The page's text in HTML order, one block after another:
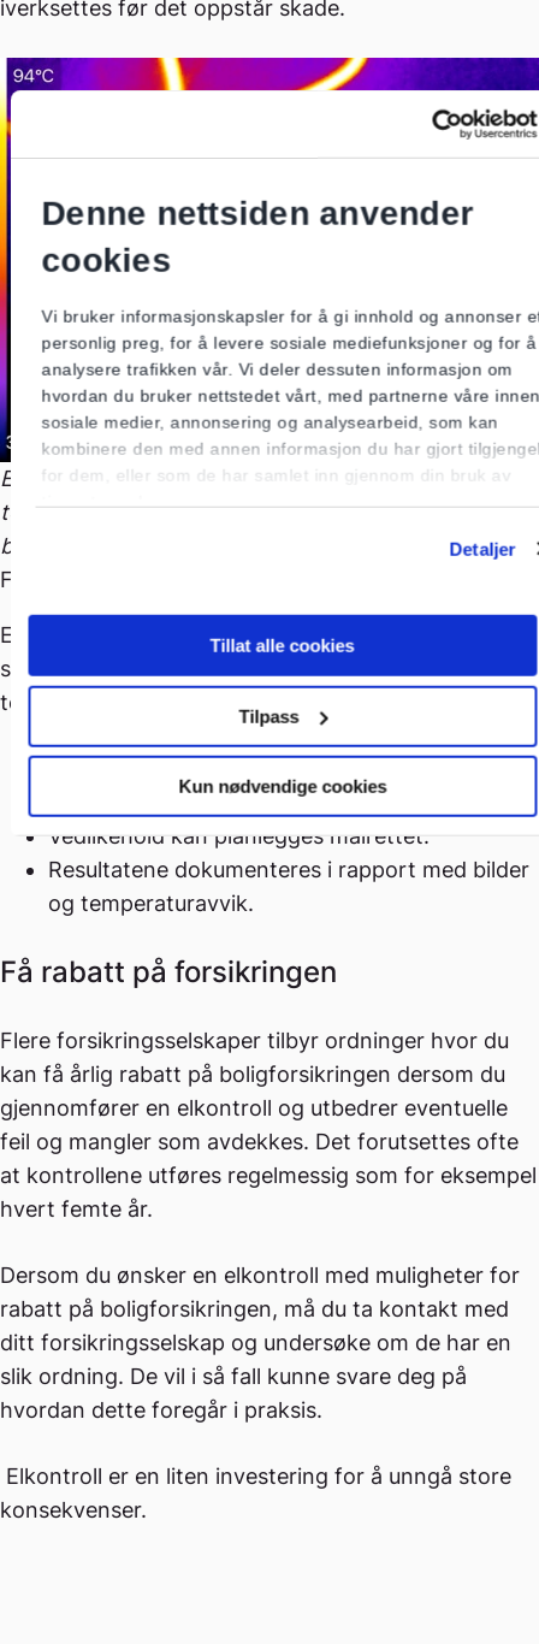
Denne nettsiden anvender
cookies
Vi bruker informasjonskapsler for å gi innhold og annonser
personlig preg, for å levere sosiale mediefunksjoner og for å
analysere trafikken vår. Vi deler dessuten informasjon om
hvordan du bruker nettstedet vårt, med partnerne våre innen
sosiale medier, annonsering og analysearbeid, som kan
kombinere den med annen informasjon du har gjort
for dem, eller som de har samlet inn gjennom din bruk av
Detaljer
Tillat alle cookies
Tilpass
Kun nødvendige cookies
iverksettes før det oppstår skade.
Et bilde som indikerer varmgang. Ved slike
temperaturer kan isolasjonen svekkes og risikoen for
brann øker betydelig hvis feilen ikke utbedres.
Foto: Elsikkerhet Norge AS
Elektrotermografering avslører feil lenge før de blir
synlige eller farlige. Det gir en visuell
temperaturprofil av anlegget, slik at:
varmgang eller brann
Vedlikehold kan planlegges målrettet.
Resultatene dokumenteres i rapport med bilder
og temperaturavvik.
Få rabatt på forsikringen
Flere forsikringsselskaper tilbyr ordninger hvor du
kan få årlig rabatt på boligforsikringen dersom du
gjennomfører en elkontroll og utbedrer eventuelle
feil og mangler som avdekkes. Det forutsettes ofte
at kontrollene utføres regelmessig som for eksempel
hvert femte år.
Dersom du ønsker en elkontroll med muligheter for
rabatt på boligforsikringen, må du ta kontakt med
ditt forsikringsselskap og undersøke om de har en
slik ordning. De vil i så fall kunne svare deg på
hvordan dette foregår i praksis.
Elkontroll er en liten investering for å unngå store
konsekvenser.